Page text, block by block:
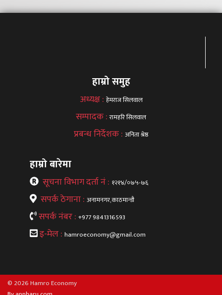
हाम्रो समुह
अध्यक्ष : हेमराज सिलवाल
सम्पादक :रामहरि सिलवाल
प्रबन्ध निर्देशक : अनिता श्रेष्ठ
हाम्रो बारेमा
सूचना विभाग दर्ता नं : १२१४/०७५-७६
सपर्क ठेगाना : अनामनगर,काठमान्डौ
सपर्क नंबर : +977 9841316593
इ-मेल : hamroeconomy@gmail.com
© 2026 Hamro Economy